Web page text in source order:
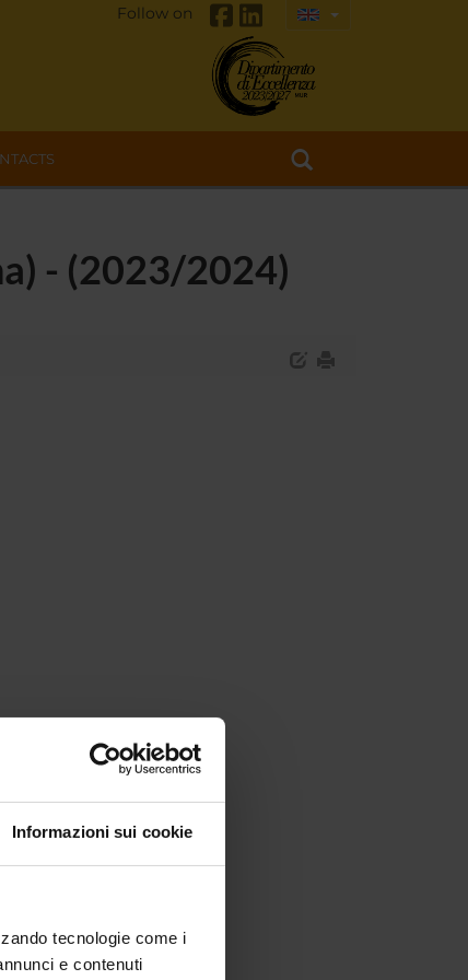
Informazioni sui cookie
tecnologie come i
e contenuti
Follow on
- (2023/2024)